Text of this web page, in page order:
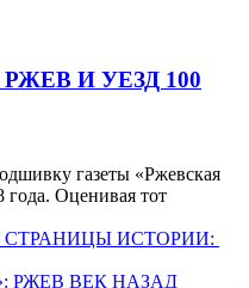
И УЕЗД 100
газеты «Ржевская
года. Оценивая тот
о СТРАНИЦЫ ИСТОРИИ:
РЖЕВ ВЕК НАЗАД